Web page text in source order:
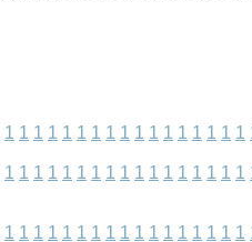
1 1 1 1 1 1 1 1 1 1 1 1 1 1 1 1 1
1 1 1 1 1 1 1 1 1 1 1 1 1 1 1 1 1
1 1 1 1 1 1 1 1 1 1 1 1 1 1 1 1 1